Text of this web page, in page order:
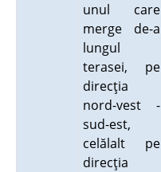
unul care
merge de-a
lungul
terasei, pe
direcţia
nord-vest -
sud-est,
celălalt pe
direcţia